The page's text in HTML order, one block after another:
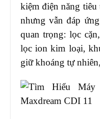
kiệm điện năng
nhưng vẫn đáp
quan trọng: lọc
lọc ion kim loại,
giữ khoáng tự